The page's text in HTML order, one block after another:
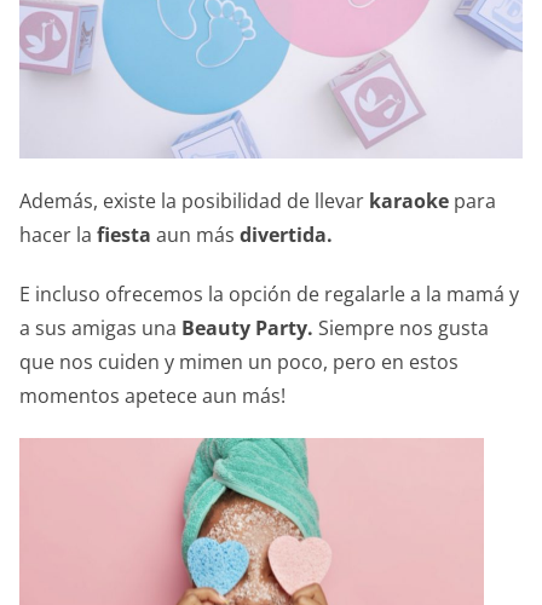
Además, existe la posibilidad de llevar karaoke para
hacer la fiesta aun más divertida.
E incluso ofrecemos la opción de regalarle a la mamá y
a sus amigas una Beauty Party. Siempre nos gusta
que nos cuiden y mimen un poco, pero en estos
momentos apetece aun más!